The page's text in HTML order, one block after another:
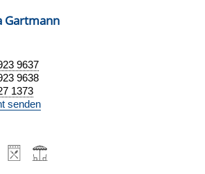
Gartmann
9637
9638
1373
senden